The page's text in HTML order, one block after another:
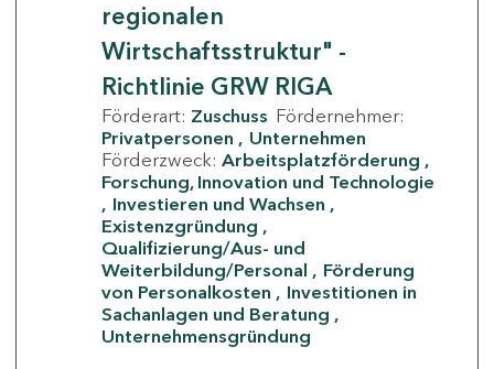
regionalen
Wirtschaftsstruktur" -
Richtlinie GRW RIGA
Förderart: Zuschuss Fördernehmer:
Privatpersonen
Unternehmen
Förderzweck: Arbeitsplatzförderung
Forschung, Innovation und Technologie
Investieren und Wachsen
Existenzgründung
Qualifizierung/Aus- und
Weiterbildung/Personal
Förderung
von Personalkosten
Investitionen in
Sachanlagen und Beratung
Unternehmensgründung